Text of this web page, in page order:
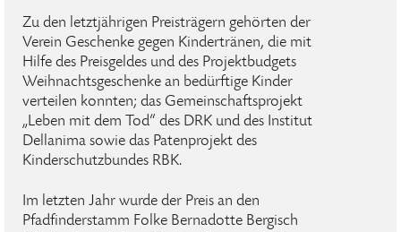
Zu den letztjährigen Preisträgern gehörten der
Verein Geschenke gegen Kindertränen, die mit
Hilfe des Preisgeldes und des Projektbudgets
Weihnachtsgeschenke an bedürftige Kinder
verteilen konnten; das Gemeinschaftsprojekt
„Leben mit dem Tod“ des DRK und des Institut
Dellanima sowie das Patenprojekt des
Kinderschutzbundes RBK.
Im letzten Jahr wurde der Preis an den
Pfadfinderstamm Folke Bernadotte Bergisch